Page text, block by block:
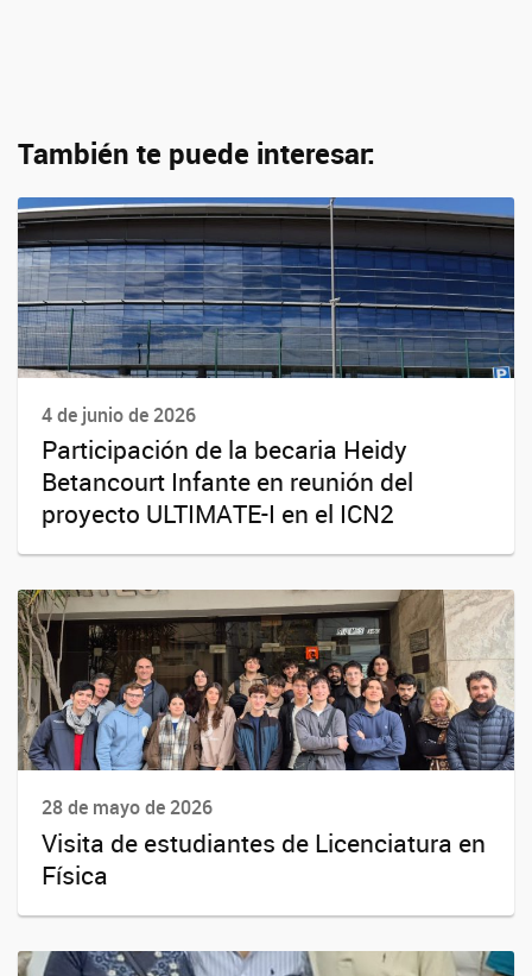
También te puede interesar:
4 de junio de 2026
Participación de la becaria Heidy
Betancourt Infante en reunión del
proyecto ULTIMATE-I en el ICN2
28 de mayo de 2026
Visita de estudiantes de Licenciatura en
Física